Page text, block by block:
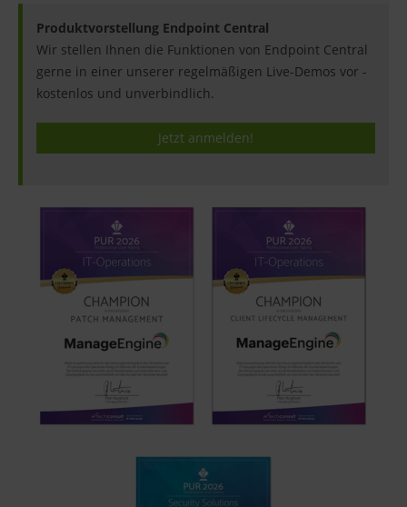
Produktvorstellung Endpoint Central
Wir stellen Ihnen die Funktionen von Endpoint Central
gerne in einer unserer regelmäßigen Live-Demos vor -
kostenlos und unverbindlich.
Jetzt anmelden!